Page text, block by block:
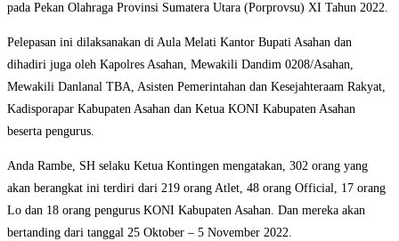
pada Pekan Olahraga Provinsi Sumatera Utara (Porprovsu) XI Tahun 2022.
Pelepasan ini dilaksanakan di Aula Melati Kantor Bupati Asahan dan
dihadiri juga oleh Kapolres Asahan, Mewakili Dandim 0208/Asahan,
Mewakili Danlanal TBA, Asisten Pemerintahan dan Kesejahteraam Rakyat,
Kadisporapar Kabupaten Asahan dan Ketua KONI Kabupaten Asahan
beserta pengurus.
Anda Rambe, SH selaku Ketua Kontingen mengatakan, 302 orang yang
akan berangkat ini terdiri dari 219 orang Atlet, 48 orang Official, 17 orang
Lo dan 18 orang pengurus KONI Kabupaten Asahan. Dan mereka akan
bertanding dari tanggal 25 Oktober – 5 November 2022.